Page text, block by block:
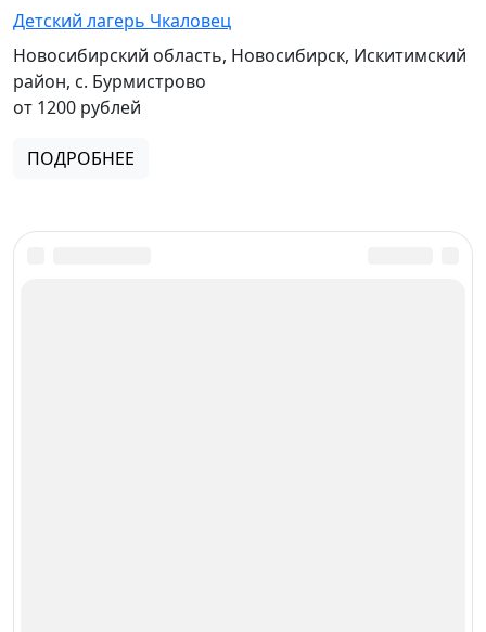
Детский лагерь Чкаловец
Новосибирский область, Новосибирск, Искитимский
район, с. Бурмистрово
от 1200 рублей
ПОДРОБНЕЕ